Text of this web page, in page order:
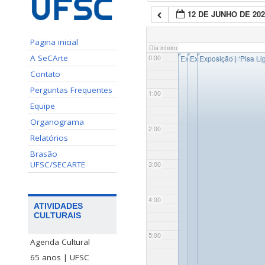
Pagina inicial
A SeCArte
Contato
Perguntas Frequentes
Equipe
Organograma
Relatórios
Brasão
UFSC/SECARTE
ATIVIDADES
CULTURAIS
Agenda Cultural
65 anos | UFSC
12 DE JUNHO DE
Dia inteiro
0:00
1:00
2:00
3:00
4:00
5:00
◤Exposição | ‘Saudades:
◤Exposição | ‘Raízes
◤Exposição | ‘Pisa